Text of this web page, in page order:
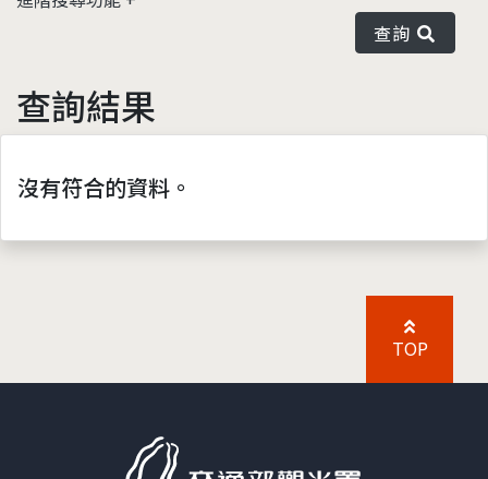
查詢
查詢結果
沒有符合的資料。
TOP